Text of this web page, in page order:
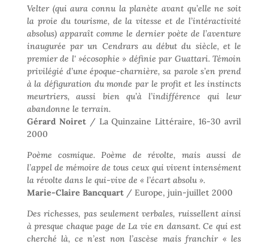
Velter (qui aura connu la planète avant qu’elle ne soit
la proie du tourisme, de la vitesse et de l’intéractivité
absolus) apparaît comme le dernier poète de l’aventure
inaugurée par un Cendrars au début du siècle, et le
premier de l' »écosophie » définie par Guattari. Témoin
privilégié d’une époque-charnière, sa parole s’en prend
à la défiguration du monde par le profit et les instincts
meurtriers, aussi bien qu’à l’indifférence qui leur
abandonne le terrain.
Gérard Noiret/ La Quinzaine Littéraire, 16-30 avril
2000
Poème cosmique. Poème de révolte, mais aussi de
l’appel de mémoire de tous ceux qui vivent intensément
la révolte dans le qui-vive de « l’écart absolu ».
Marie-Claire Bancquart/ Europe, juin-juillet 2000
Des richesses, pas seulement verbales, ruissellent ainsi
à presque chaque page de La vie en dansant. Ce qui est
cherché là, ce n’est non l’ascèse mais franchir « les